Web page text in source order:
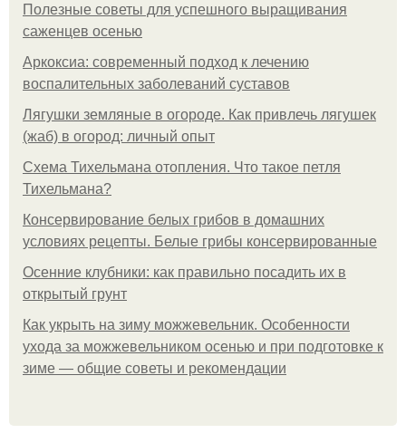
Полезные советы для успешного выращивания
саженцев осенью
Аркоксиа: современный подход к лечению
воспалительных заболеваний суставов
Лягушки земляные в огороде. Как привлечь лягушек
(жаб) в огород: личный опыт
Схема Тихельмана отопления. Что такое петля
Тихельмана?
Консервирование белых грибов в домашних
условиях рецепты. Белые грибы консервированные
Осенние клубники: как правильно посадить их в
открытый грунт
Как укрыть на зиму можжевельник. Особенности
ухода за можжевельником осенью и при подготовке к
зиме — общие советы и рекомендации